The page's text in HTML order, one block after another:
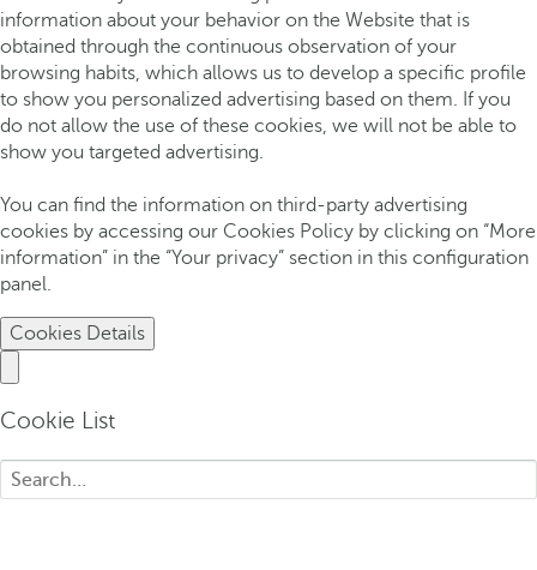
information about your behavior on the Website that is
obtained through the continuous observation of your
browsing habits, which allows us to develop a specific profile
to show you personalized advertising based on them. If you
do not allow the use of these cookies, we will not be able to
show you targeted advertising.
You can find the information on third-party advertising
cookies by accessing our Cookies Policy by clicking on “More
information” in the “Your privacy” section in this configuration
panel.
Cookies Details
Cookie List